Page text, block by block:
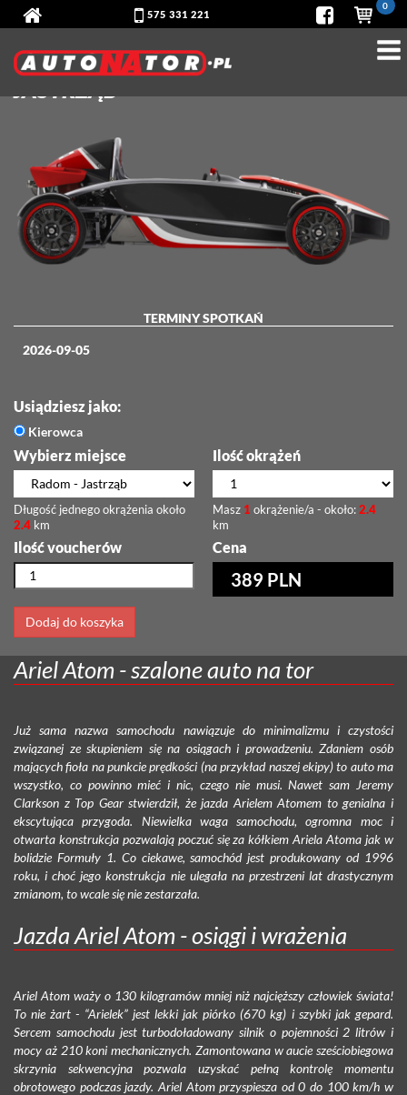
575 331 221
0
ARIEL ATOM - TORRADOM -
JASTRZĄB
TERMINY SPOTKAŃ
2026-09-05
Usiądziesz jako:
Kierowca
Wybierz miejsce
Długość jednego okrążenia około
2.4 km
Ilość okrążeń
Masz 1 okrążenie/a - około: 2.4
km
Ilość voucherów Cena
389 PLN
Dodaj do koszyka
Ariel Atom - szalone auto na tor
Już sama nazwa samochodu nawiązuje do minimalizmu i czystości
związanej ze skupieniem się na osiągach i prowadzeniu. Zdaniem osób
mających fioła na punkcie prędkości (na przykład naszej ekipy) to auto ma
wszystko, co powinno mieć i nic, czego nie musi. Nawet sam Jeremy
Clarkson z Top Gear stwierdził, że jazda Arielem Atomem to genialna i
ekscytująca przygoda. Niewielka waga samochodu, ogromna moc i
otwarta konstrukcja pozwalają poczuć się za kółkiem Ariela Atoma jak w
bolidzie Formuły 1. Co ciekawe, samochód jest produkowany od 1996
roku, i choć jego konstrukcja nie ulegała na przestrzeni lat drastycznym
zmianom, to wcale się nie zestarzała.
Jazda Ariel Atom - osiągi i wrażenia
Ariel Atom waży o 130 kilogramów mniej niż najcięższy człowiek świata!
To nie żart - “Arielek” jest lekki jak piórko (670 kg) i szybki jak gepard.
Sercem samochodu jest turbodoładowany silnik o pojemności 2 litrów i
mocy aż 210 koni mechanicznych. Zamontowana w aucie sześciobiegowa
skrzynia sekwencyjna pozwala uzyskać pełną kontrolę momentu
obrotowego podczas jazdy. Ariel Atom przyspiesza od 0 do 100 km/h w